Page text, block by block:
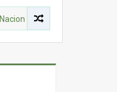
de Chocolates, Gobierno